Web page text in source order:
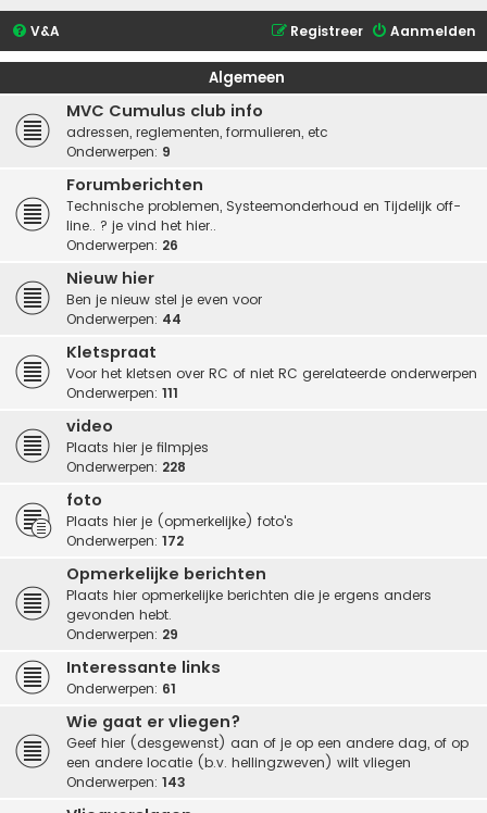
V&A Aanmelden
Registreer
Algemeen
MVC Cumulus club info
adressen, reglementen, formulieren, etc
Onderwerpen: 9
Forumberichten
Technische problemen, Systeemonderhoud en Tijdelijk off-
line.. ? je vind het hier..
Onderwerpen: 26
Nieuw hier
Ben je nieuw stel je even voor
Onderwerpen: 44
Kletspraat
Voor het kletsen over RC of niet RC gerelateerde onderwerpen
Onderwerpen: 111
video
Plaats hier je filmpjes
Onderwerpen: 228
foto
Plaats hier je (opmerkelijke) foto's
Onderwerpen: 172
Opmerkelijke berichten
Plaats hier opmerkelijke berichten die je ergens anders
gevonden hebt.
Onderwerpen: 29
Interessante links
Onderwerpen: 61
Wie gaat er vliegen?
Geef hier (desgewenst) aan of je op een andere dag, of op
een andere locatie (b.v. hellingzweven) wilt vliegen
Onderwerpen: 143